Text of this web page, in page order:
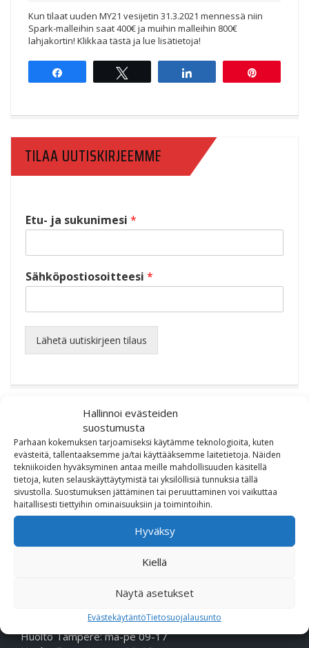
Hallinnoi evästeiden
suostumusta
Parhaan kokemuksen tarjoamiseksi käytämme teknologioita, kuten
evästeitä, tallentaaksemme ja/tai käyttääksemme laitetietoja. Näiden
tekniikoiden hyväksyminen antaa meille mahdollisuuden käsitellä
tietoja, kuten selauskäyttäytymistä tai yksilöllisiä tunnuksia tällä
sivustolla. Suostumuksen jättäminen tai peruuttaminen voi vaikuttaa
haitallisesti tiettyihin ominaisuuksiin ja toimintoihin.
Hyväksy
Kiellä
Näytä asetukset
EvästekäytäntöTietosuojalausunto
Kun tilaat uuden MY21 vesijetin 31.3.2021 mennessä niin
Spark-malleihin saat 400€ ja muihin malleihin 800€
lahjakortin! Klikkaa tästä ja lue lisätietoja!
TILAA UUTISKIRJEEMME
Etu- ja sukunimesi *
Sähköpostiosoitteesi *
Lähetä uutiskirjeen tilaus
OTA MEIHIN YHTEYTTÄ!
Puhelin (Vaihde): 010 617 0600
etunimi.sukunimi@rmheino.fi
Myynti: ma-pe 10-18, la 10-14
Huolto Tampere: ma-pe 09-17